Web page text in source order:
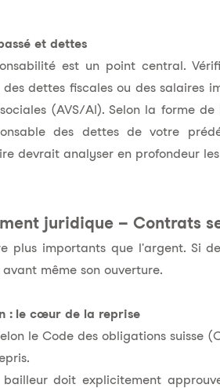
et dettes
est un point central.
des dettes fiscales ou des salaires
(AVS/AI). Selon la forme
des dettes de votre
devrait analyser en profondeur
juridique – Contrats
plus importants que l'argent. Si
même son ouverture.
: le cœur de la reprise
le Code des obligations suisse
doit explicitement